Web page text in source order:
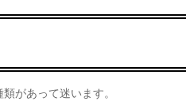
があって迷います。